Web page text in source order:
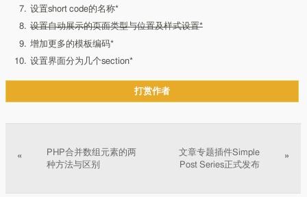
设置short code的名称*
设置自动展示的页面类型与位置及样式设置*
增加更多的模板编码*
设置界面分为几个section*
打赏作者
«
PHP合并数组元素的两
种方法与区别
文章专题插件Simple
Post Series正式发布
»